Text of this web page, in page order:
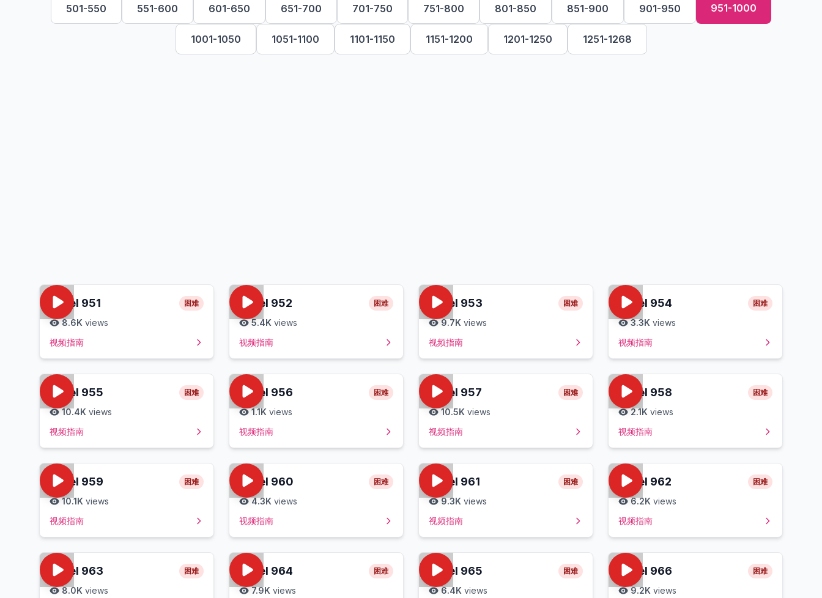
501-550 551-600 601-650 651-700 701-750 751-800 801-850 851-900 901-950 951-1000
1001-1050 1051-1100 1101-1150 1151-1200 1201-1250 1251-1268
Level 951 困难
8.6K views
视频指南
Level 952 困难
5.4K views
视频指南
Level 953 困难
9.7K views
视频指南
Level 954 困难
3.3K views
视频指南
Level 955 困难
10.4K views
视频指南
Level 956 困难
1.1K views
视频指南
Level 957 困难
10.5K views
视频指南
Level 958 困难
2.1K views
视频指南
Level 959 困难
10.1K views
视频指南
Level 960 困难
4.3K views
视频指南
Level 961 困难
9.3K views
视频指南
Level 962 困难
6.2K views
视频指南
Level 963 困难
8.0K views
Level 964 困难
7.9K views
Level 965 困难
6.4K views
Level 966 困难
9.2K views